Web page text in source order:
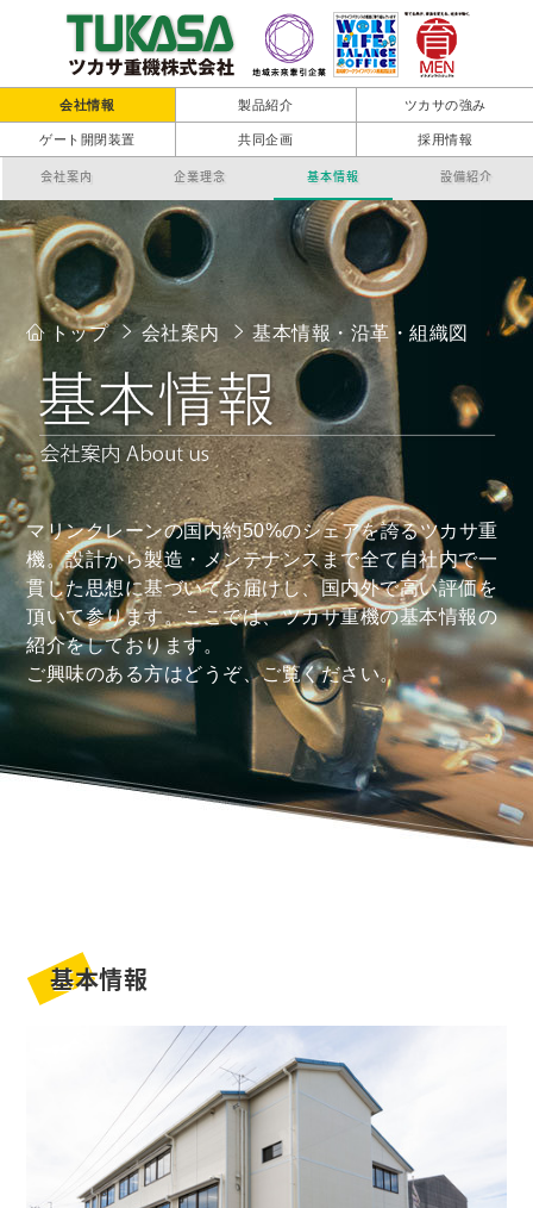
会社情報 製品紹介 ツカサの強み
ゲート開閉装置 共同企画 採用情報
会社案内 企業理念 基本情報 設備紹介
トップ 会社案内 基本情報・沿革・組織図
マリンクレーンの国内約50%のシェアを誇るツカサ重
機。設計から製造・メンテナンスまで全て自社内で一
貫した思想に基づいてお届けし、国内外で高い評価を
頂いて参ります。ここでは、ツカサ重機の基本情報の
紹介をしております。
ご興味のある方はどうぞ、ご覧ください。
基本情報